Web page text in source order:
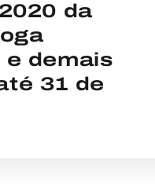
da
demais
31 de